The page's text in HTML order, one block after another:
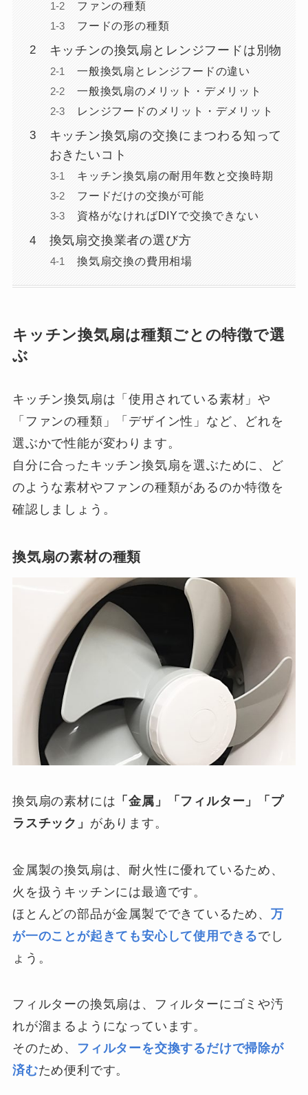
ファンの種類
フードの形の種類
キッチンの換気扇とレンジフードは別物
一般換気扇とレンジフードの違い
一般換気扇のメリット・デメリット
レンジフードのメリット・デメリット
キッチン換気扇の交換にまつわる知って
おきたいコト
キッチン換気扇の耐用年数と交換時期
フードだけの交換が可能
資格がなければDIYで交換できない
換気扇交換業者の選び方
換気扇交換の費用相場
キッチン換気扇は種類ごとの特徴で選
ぶ
キッチン換気扇は「使用されている素材」や
「ファンの種類」「デザイン性」など、どれを
選ぶかで性能が変わります。
自分に合ったキッチン換気扇を選ぶために、ど
のような素材やファンの種類があるのか特徴を
確認しましょう。
換気扇の素材の種類
換気扇の素材には 「金属」「フィルター」「プ
ラスチック」 があります。
金属製の換気扇は、耐火性に優れているため、
火を扱うキッチンには最適です。
ほとんどの部品が金属製でできているため、万
が一のことが起きても安心して使用できるでし
ょう。
フィルターの換気扇は、フィルターにゴミや汚
れが溜まるようになっています。
そのため、
フィルターを交換するだけで掃除が
済むため便利です。